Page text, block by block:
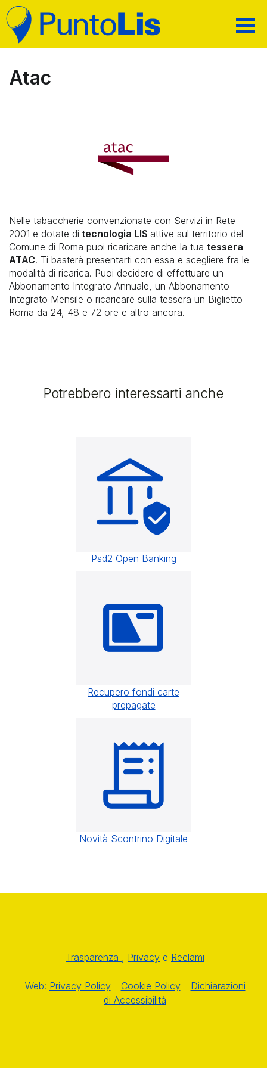
PRIVACY
TELEFONIA E TV DIGITALE
PRENOTAZIONE TICKET UFFICIO POSTALE (PT)
VALORI BOLLATI
UNIPOLMOVE
RICARICA CARTE PREPAGATE
BONIFICI
TASSE AUTOMOBILISTICHE
PAGOPA
AMAZON PAGA IN CONTANTI
FONDAZIONE TELETHON
Atac
Nelle tabaccherie convenzionate con Servizi in Rete
2001 e dotate di tecnologia LIS attive sul territorio del
Comune di Roma puoi ricaricare anche la tua tessera
ATAC. Ti basterà presentarti con essa e scegliere fra le
modalità di ricarica. Puoi decidere di effettuare un
Abbonamento Integrato Annuale, un Abbonamento
Integrato Mensile o ricaricare sulla tessera un Biglietto
Roma da 24, 48 e 72 ore e altro ancora.
Potrebbero interessarti anche
Psd2 Open Banking
Recupero fondi carte
prepagate
Novità Scontrino Digitale
Trasparenza , Privacy e Reclami
Web: Privacy Policy- Cookie Policy- Dichiarazioni
di Accessibilità